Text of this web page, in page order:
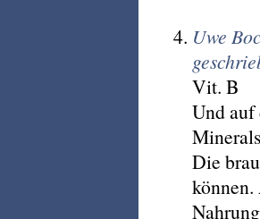
Uwe
Vit. B
Und auf
Die
können.